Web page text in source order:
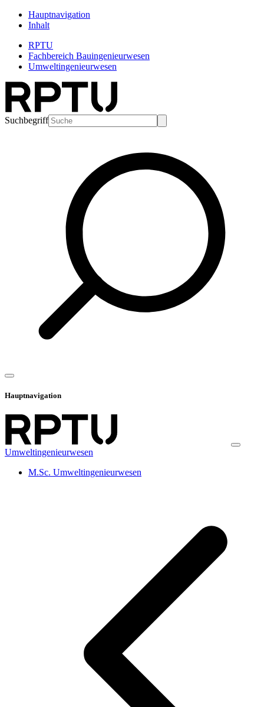
Hauptnavigation
Inhalt
RPTU
Fachbereich Bauingenieurwesen
Umweltingenieurwesen
Suchbegriff
Hauptnavigation
Umweltingenieurwesen
M.Sc. Umweltingenieurwesen